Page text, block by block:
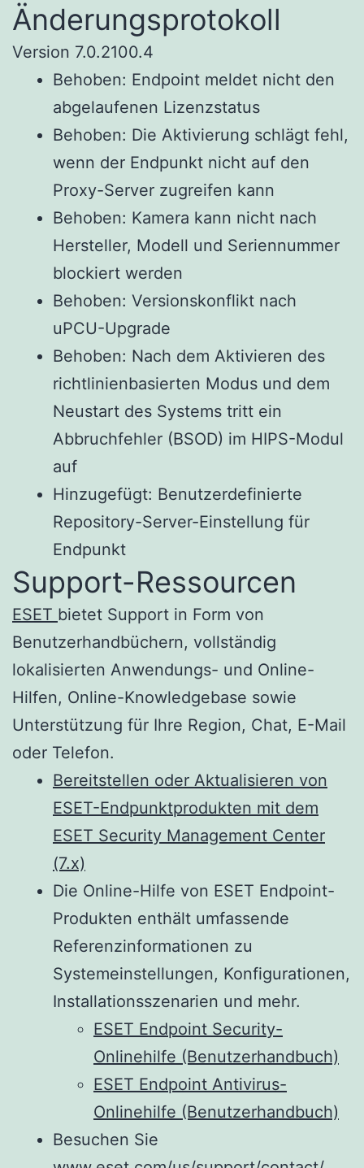
Änderungsprotokoll
Version 7.0.2100.4
Behoben: Endpoint meldet nicht den
abgelaufenen Lizenzstatus
Behoben: Die Aktivierung schlägt fehl,
wenn der Endpunkt nicht auf den
Proxy-Server zugreifen kann
Behoben: Kamera kann nicht nach
Hersteller, Modell und Seriennummer
blockiert werden
Behoben: Versionskonflikt nach
uPCU-Upgrade
Behoben: Nach dem Aktivieren des
richtlinienbasierten Modus und dem
Neustart des Systems tritt ein
Abbruchfehler (BSOD) im HIPS-Modul
auf
Hinzugefügt: Benutzerdefinierte
Repository-Server-Einstellung für
Endpunkt
Support-Ressourcen
ESET bietet Support in Form von
Benutzerhandbüchern, vollständig
lokalisierten Anwendungs- und Online-
Hilfen, Online-Knowledgebase sowie
Unterstützung für Ihre Region, Chat, E-Mail
oder Telefon.
Bereitstellen oder Aktualisieren von
ESET-Endpunktprodukten mit dem
ESET Security Management Center
(7.x)
Die Online-Hilfe von ESET Endpoint-
Produkten enthält umfassende
Referenzinformationen zu
Systemeinstellungen, Konfigurationen,
Installationsszenarien und mehr.
ESET Endpoint Security-
Onlinehilfe (Benutzerhandbuch)
ESET Endpoint Antivirus-
Onlinehilfe (Benutzerhandbuch)
Besuchen Sie